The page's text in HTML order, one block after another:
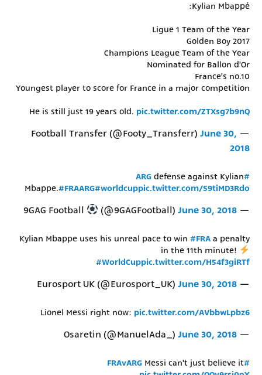
Kylian Mbappé:
Ligue 1 Team of the Year
2017 Golden Boy
Champions League Team of the Year
Nominated for Ballon d'Or
France's no.10
Youngest player to score for France in a major competition
He is still just 19 years old. pic.twitter.com/ZTXsg7b9nQ
— Football Transfer (@Footy_Transferr)
June 30,
2018
#ARG
defense against Kylian
Mbappe.#FRAARG#worldcuppic.twitter.com/S9tiMD3Rdo
— 9GAG Football
(@9GAGFootball) June 30, 2018
Kylian Mbappe uses his unreal pace to win #FRA a penalty
in the 11th minute!
#WorldCuppic.twitter.com/H54f3giRTf
— Eurosport UK (@Eurosport_UK)
June 30, 2018
Lionel Messi right now: pic.twitter.com/AVbbwLpbz6
— Osaretin (@ManuelAda_)
June 30, 2018
#FRAvARG
Messi can't just believe it